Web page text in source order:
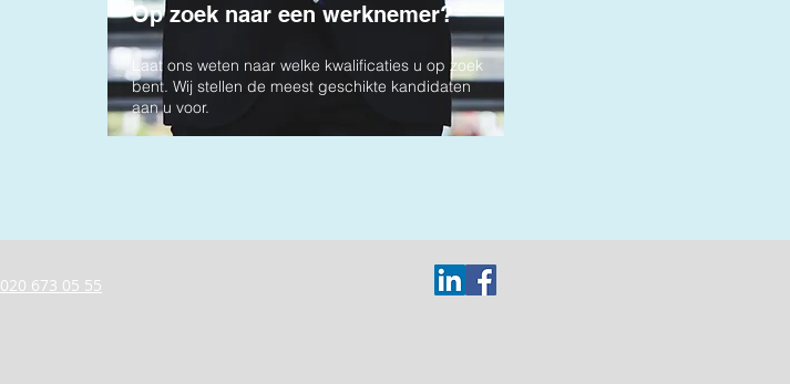
Op zoek naar een werknemer?
Laat ons weten naar welke kwalificaties u op zoek
bent. Wij stellen de meest geschikte kandidaten
aan u voor.
020 673 05 55